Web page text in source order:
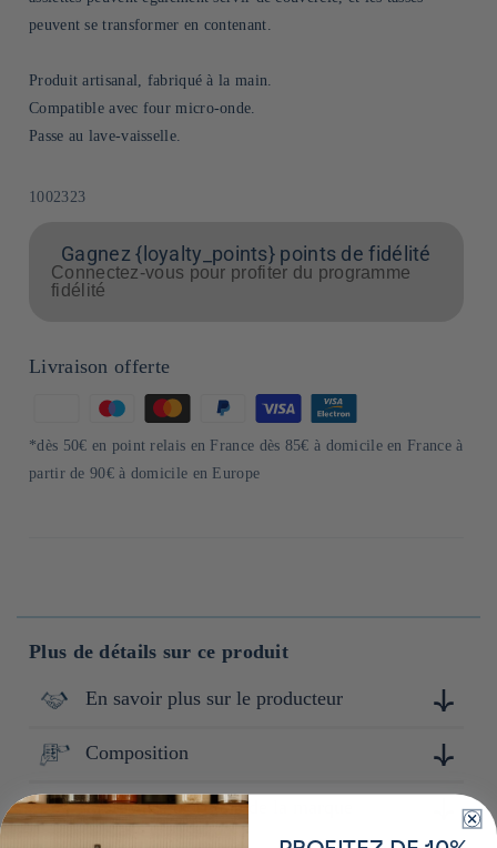
peuvent se transformer en contenant.
Produit artisanal, fabriqué à la main.
Compatible avec four micro-onde.
Passe au lave-vaisselle.
SKU:
1002323
Gagnez {loyalty_points} points de fidélité
Connectez-vous pour profiter du programme
fidélité
Livraison offerte
de
paiement
*dès 50€ en point relais en France dès 85€ à domicile en France à
partir de 90€ à domicile en Europe
Plus de détails sur ce produit
En savoir plus sur le producteur
Hasami Porcelain est une marque japonaise renommée pour
située dans la préfecture de Nagasaki, est l'un des principaux
centres de poterie du Japon. Depuis près de 400 ans, cette
Composition
porcelainePréfecture d'origine de la marque